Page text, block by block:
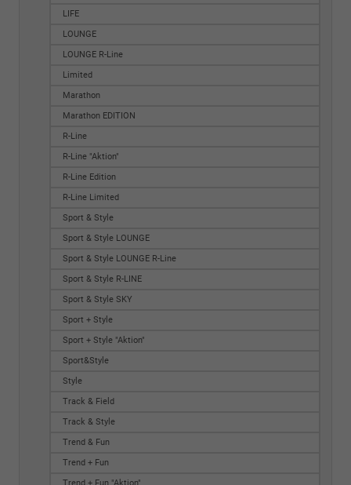
LIFE
LOUNGE
LOUNGE R-Line
Limited
Marathon
Marathon EDITION
R-Line
R-Line "Aktion"
R-Line Edition
R-Line Limited
Sport & Style
Sport & Style LOUNGE
Sport & Style LOUNGE R-Line
Sport & Style R-LINE
Sport & Style SKY
Sport + Style
Sport + Style "Aktion"
Sport&Style
Style
Track & Field
Track & Style
Trend & Fun
Trend + Fun